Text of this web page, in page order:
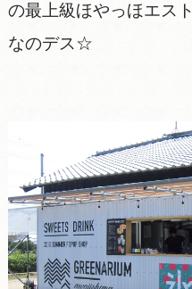
の最上級ほやっほエスト
なのデス☆